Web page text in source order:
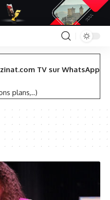
TV sur WhatsApp
plans,..)